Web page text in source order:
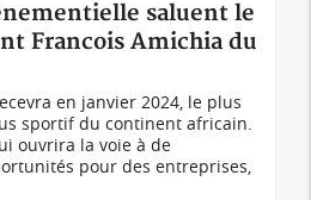
saluent le
Francois Amichia du
en janvier 2024, le plus
sportif du continent africain.
ouvrira la voie à de
pour des entreprises,